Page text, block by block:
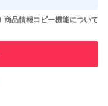
させた実績があります
実績があります
商品情報コピー機能について